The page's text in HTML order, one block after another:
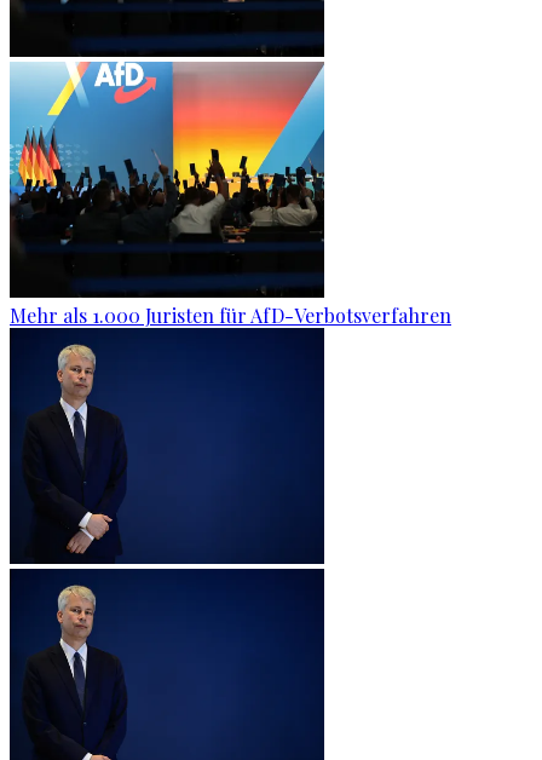
Mehr als 1.000 Juristen für AfD-Verbotsverfahren